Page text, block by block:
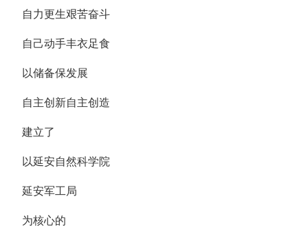
自力更生艰苦奋斗
自己动手丰衣足食
以储备保发展
自主创新自主创造
建立了
以延安自然科学院
延安军工局
为核心的